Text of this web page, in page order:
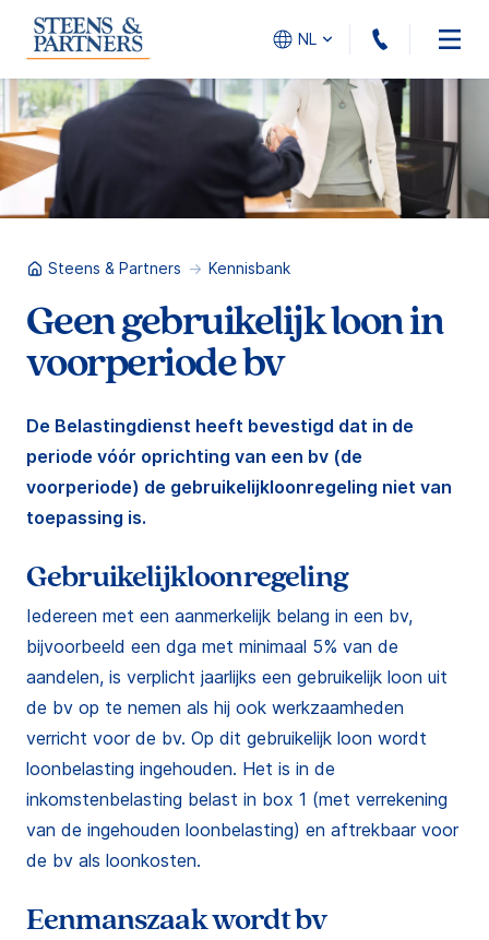
NL 010 -
Steens & Partners Kennisbank
Geen gebruikelijk loon in
voorperiode bv
De Belastingdienst heeft bevestigd dat in de
periode vóór oprichting van een bv (de
voorperiode) de gebruikelijkloonregeling niet van
toepassing is.
Gebruikelijkloonregeling
Iedereen met een aanmerkelijk belang in een bv,
bijvoorbeeld een dga met minimaal 5% van de
aandelen, is verplicht jaarlijks een gebruikelijk loon uit
de bv op te nemen als hij ook werkzaamheden
verricht voor de bv. Op dit gebruikelijk loon wordt
loonbelasting ingehouden. Het is in de
inkomstenbelasting belast in box 1 (met verrekening
van de ingehouden loonbelasting) en aftrekbaar voor
de bv als loonkosten.
Eenmanszaak wordt bv